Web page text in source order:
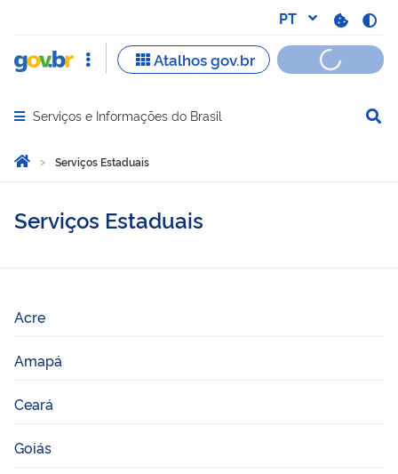
Abrir menu principal de navegação
Serviços e Informações do Brasil
Você está aqui:
Página Inicial
Serviços Estaduais
Serviços Estaduais
Acre
Amapá
Ceará
Goiás